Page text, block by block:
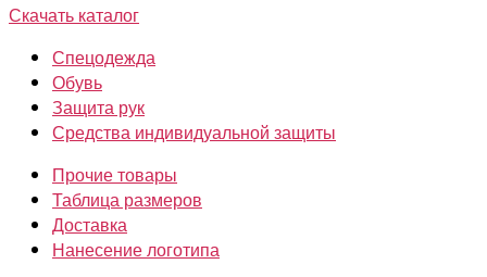
Скачать каталог
Спецодежда
Обувь
Защита рук
Средства индивидуальной защиты
Прочие товары
Таблица размеров
Доставка
Нанесение логотипа